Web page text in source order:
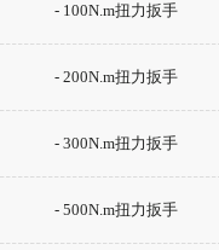
- 100N.m扭力扳手
- 200N.m扭力扳手
- 300N.m扭力扳手
- 500N.m扭力扳手